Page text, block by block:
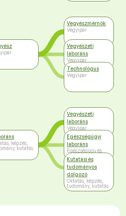
képzés,
kutatás
Vegyészmérnök
Vegyipar
Vegyészeti
laboráns
Vegyipar
Technológus
Vegyipar
Vegyészeti
laboráns
Vegyipar
Egészségügyi
laboráns
Egészségügy és
szociális ellátás
Kutatási és
tudományos
dolgozó
Oktatás, képzés,
tudomány, kutatás